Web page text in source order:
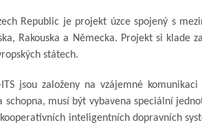
Republic je projekt úzce spojený s
Rakouska a Německa. Projekt si klade
státech.
ITS jsou založeny na vzájemné
schopna, musí být vybavena speciální
inteligentních dopravních